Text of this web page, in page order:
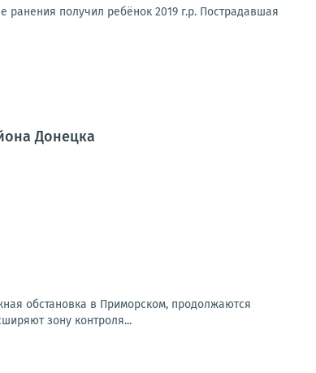
получил ребёнок 2019 г.р. Пострадавшая
Донецка
обстановка в Приморском, продолжаются
зону контроля...